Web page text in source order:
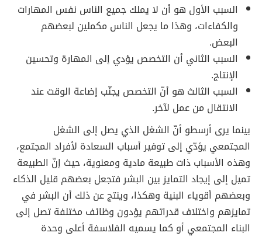
السبب الأول هو أن لا يملك جميع الناس نفس المهارات
والكفاءات، وهذا ما يجعل الناس مكملين لبعضهم
البعض.
السبب الثاني أن التخصص يؤدي إلى المهارة وتحسين
الإنتاج.
السبب الثالث هو أنّ التخصص يجنّب إضاعة الوقت عند
الانتقال من عمل لآخر.
بينما يرى أرسطو أنّ الشغل الذي يصل إلى الشغل
المجتمعي يؤدّي إلى توفير أسباب السعادة لأفراد المجتمع،
وهذه الأسباب ذات طبيعة مادية ومعنوية، حيث إنّ الطبيعة
تميل إلى إيجاد التمايز بين البشر فتجعل بعضهم قليل الذكاء
وبعضهم أقوياء البنية وهكذا، وينتج عن ذلك أن البشر في
تمايزهم واختلاف قدراتهم يؤدون وظائف مختلفة تصل إلى
البناء المجتمعي أو كما يسميه الفلاسفة أعلى وحدة